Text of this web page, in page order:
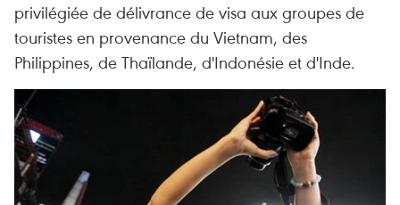
privilégiée de délivrance de visa aux groupes de
touristes en provenance du Vietnam, des
Philippines, de Thaïlande, d'Indonésie et d'Inde.